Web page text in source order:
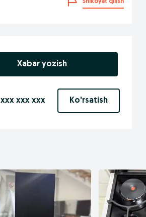
Shikoyat qilish
Xabar yozish
xxx xxx xxx Ko'rsatish